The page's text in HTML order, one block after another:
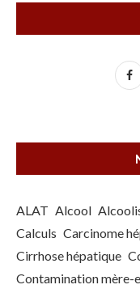
ALAT Alcool
Calculs Carcinome
Cirrhose hépatique
Contamination mère-